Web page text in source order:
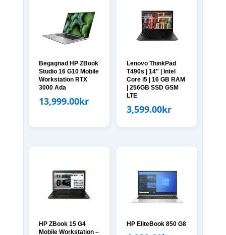
Begagnad HP ZBook
Studio 16 G10 Mobile
Workstation RTX
3000 Ada
13,999.00kr
Lenovo ThinkPad
T490s | 14″ | Intel
Core i5 | 16 GB RAM
| 256GB SSD GSM
LTE
3,599.00kr
HP ZBook 15 G4
Mobile Workstation –
HP EliteBook 850 G8